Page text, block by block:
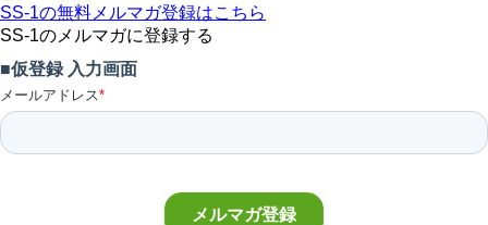
SS-1の無料メルマガ登録はこちら
SS-1のメルマガに登録する